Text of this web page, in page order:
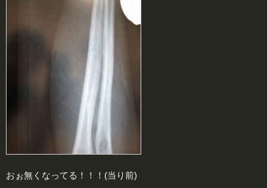
おぉ無くなってる！！！(当り前)